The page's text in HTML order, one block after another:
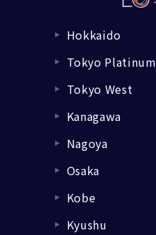
▼ Hokkaido
▼ Tokyo Platinum
▼ Tokyo West
▼ Kanagawa
▼ Nagoya
▼ Osaka
▼ Kobe
▼ Kyushu